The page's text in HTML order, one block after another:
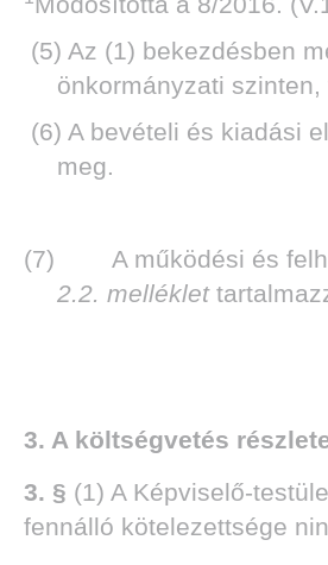
(5) Az (1) bekezdésben
önkormányzati
(6) A bevételi és kiadási
meg.
(7) A működési és
2.2. melléklet
3. A költségvetés
3. § (1) A Képviselő-
fennálló kötelezettsége